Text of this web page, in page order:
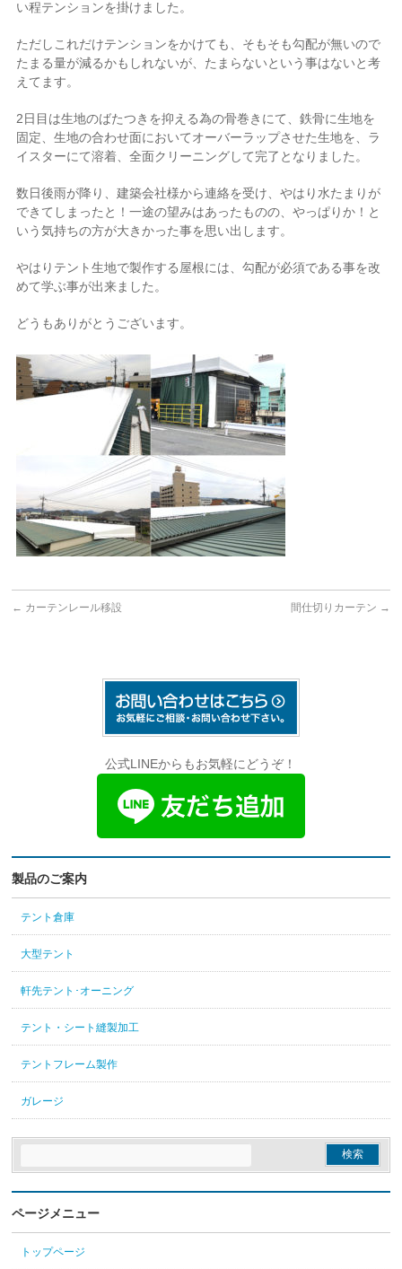
い程テンションを掛けました。
ただしこれだけテンションをかけても、そもそも勾配が無いので
たまる量が減るかもしれないが、たまらないという事はないと考
えてます。
2日目は生地のばたつきを抑える為の骨巻きにて、鉄骨に生地を
固定、生地の合わせ面においてオーバーラップさせた生地を、ラ
イスターにて溶着、全面クリーニングして完了となりました。
数日後雨が降り、建築会社様から連絡を受け、やはり水たまりが
できてしまったと！一途の望みはあったものの、やっぱりか！と
いう気持ちの方が大きかった事を思い出します。
やはりテント生地で製作する屋根には、勾配が必須である事を改
めて学ぶ事が出来ました。
どうもありがとうございます。
← カーテンレール移設 間仕切りカーテン →
公式LINEからもお気軽にどうぞ！
製品のご案内
テント倉庫
大型テント
軒先テント･オーニング
テント・シート縫製加工
テントフレーム製作
ガレージ
ページメニュー
トップページ